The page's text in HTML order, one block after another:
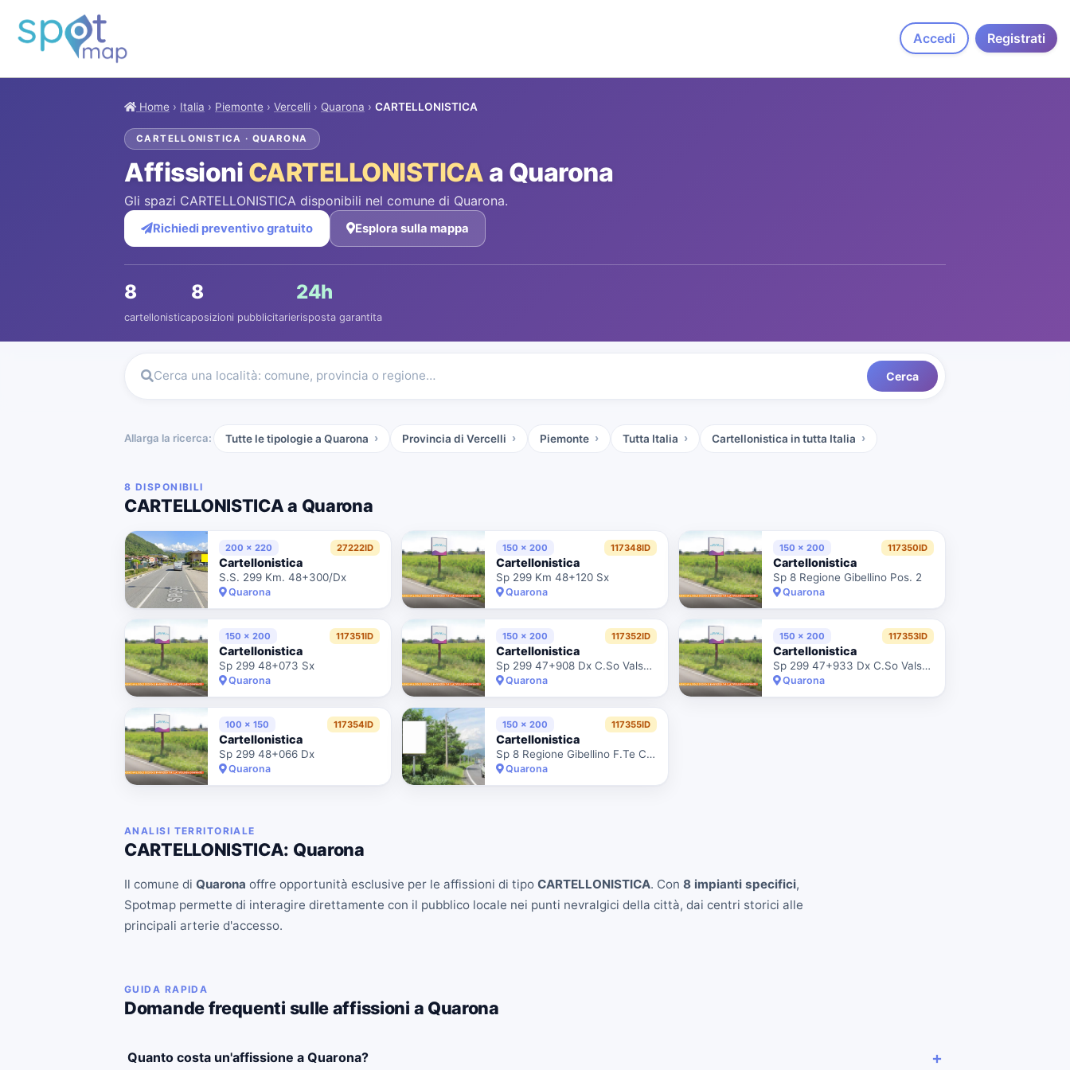
Accedi Registrati
Home › Italia › Piemonte › Vercelli › Quarona › CARTELLONISTICA
CARTELLONISTICA · QUARONA
Affissioni CARTELLONISTICA a Quarona
Gli spazi CARTELLONISTICA disponibili nel comune di Quarona.
Richiedi preventivo gratuito Esplora sulla mappa
8
cartellonistica
8
posizioni pubblicitarie
24h
risposta garantita
Cerca una località: comune, provincia o regione… Cerca
Allarga la ricerca: Tutte le tipologie a Quarona Provincia di Vercelli Piemonte Tutta Italia Cartellonistica in tutta Italia
8 DISPONIBILI
CARTELLONISTICA a Quarona
200 x 220 27222ID
Cartellonistica
S.S. 299 Km. 48+300/Dx
Quarona
150 x 200 117348ID
Cartellonistica
Sp 299 Km 48+120 Sx
Quarona
150 x 200 117350ID
Cartellonistica
Sp 8 Regione Gibellino Pos. 2
Quarona
150 x 200 117351ID
Cartellonistica
Sp 299 48+073 Sx
Quarona
150 x 200 117352ID
Cartellonistica
Sp 299 47+908 Dx C.So Valsesia
Quarona
150 x 200 117353ID
Cartellonistica
Sp 299 47+933 Dx C.So Valsesia
Quarona
100 x 150 117354ID
Cartellonistica
Sp 299 48+066 Dx
Quarona
150 x 200 117355ID
Cartellonistica
Sp 8 Regione Gibellino F.Te Civ. 6 P
Quarona
ANALISI TERRITORIALE
CARTELLONISTICA: Quarona
Il comune di Quarona offre opportunità esclusive per le affissioni di tipo CARTELLONISTICA. Con 8 impianti specifici,
Spotmap permette di interagire direttamente con il pubblico locale nei punti nevralgici della città, dai centri storici alle
principali arterie d'accesso.
GUIDA RAPIDA
Domande frequenti sulle affissioni a Quarona
Quanto costa un'affissione a Quarona?